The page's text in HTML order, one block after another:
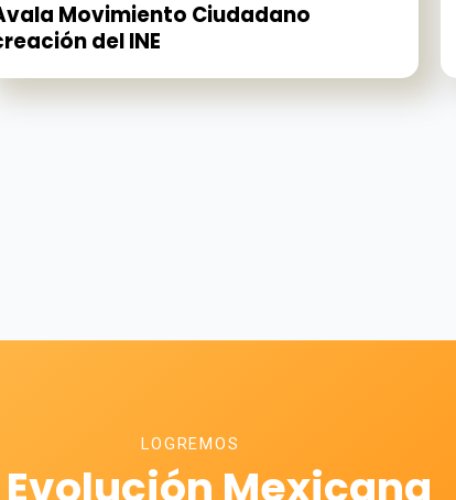
Movimiento Ciudadano
del INE
LOGREMOS
Evolución Mexicana